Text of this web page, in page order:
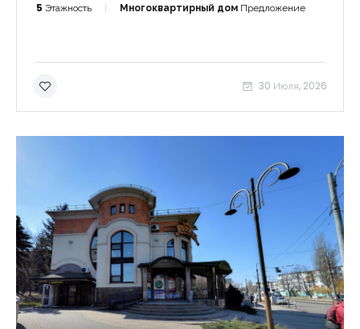
5 Этажность Многоквартирный дом Предложение
30 Июля, 2026